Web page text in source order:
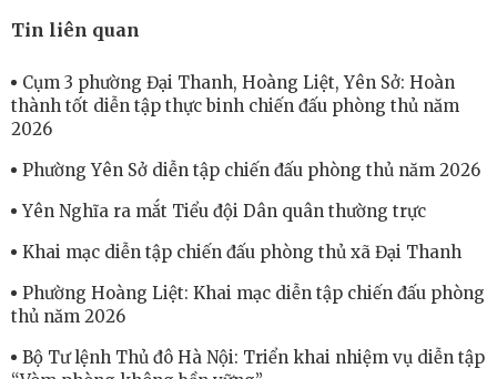
Tin liên quan
Cụm 3 phường Đại Thanh, Hoàng Liệt, Yên Sở: Hoàn
thành tốt diễn tập thực binh chiến đấu phòng thủ năm
2026
Phường Yên Sở diễn tập chiến đấu phòng thủ năm 2026
Yên Nghĩa ra mắt Tiểu đội Dân quân thường trực
Khai mạc diễn tập chiến đấu phòng thủ xã Đại Thanh
Phường Hoàng Liệt: Khai mạc diễn tập chiến đấu phòng
thủ năm 2026
Bộ Tư lệnh Thủ đô Hà Nội: Triển khai nhiệm vụ diễn tập